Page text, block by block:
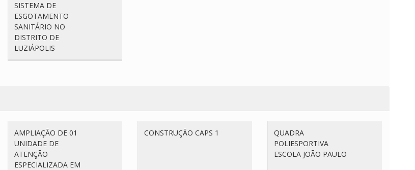
SISTEMA DE
ESGOTAMENTO
SANITÁRIO NO
DISTRITO DE
LUZIÁPOLIS
AMPLIAÇÃO DE 01
UNIDADE DE
ATENÇÃO
ESPECIALIZADA EM
CONSTRUÇÃO CAPS 1
QUADRA
POLIESPORTIVA
ESCOLA JOÃO PAULO